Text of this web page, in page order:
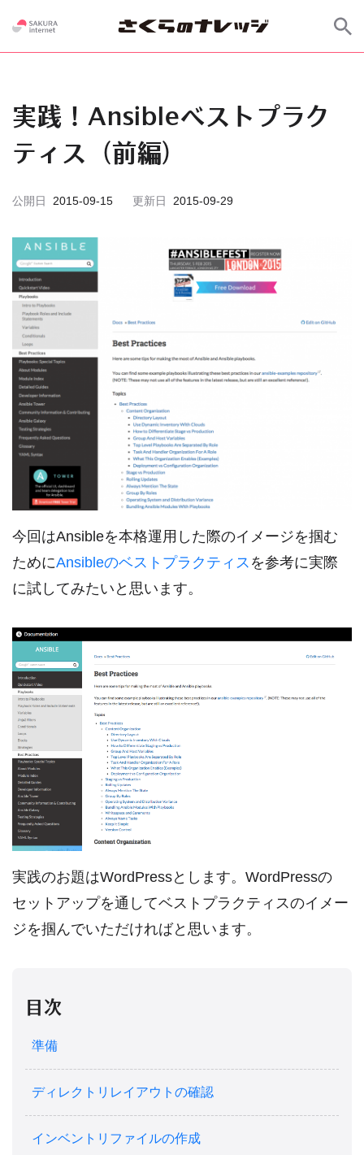
実践！Ansibleベストプラク
ティス（前編）
公開日 2015-09-15 更新日 2015-09-29
今回はAnsibleを本格運用した際のイメージを掴む
ためにAnsibleのベストプラクティス を参考に実際
に試してみたいと思います。
実践のお題はWordPressとします。WordPressの
セットアップを通してベストプラクティスのイメー
ジを掴んでいただければと思います。
目次
準備
ディレクトリレイアウトの確認
インベントリファイルの作成